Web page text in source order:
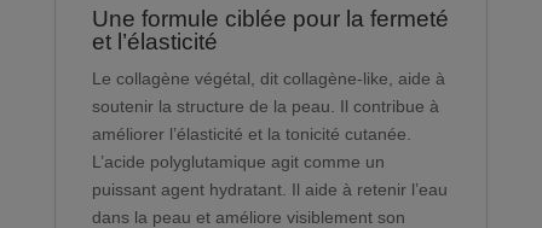
Une formule ciblée pour la fermeté
et l’élasticité
Le collagène végétal, dit collagène-like, aide à
soutenir la structure de la peau. Il contribue à
améliorer l’élasticité et la tonicité cutanée.
L’acide polyglutamique agit comme un
puissant agent hydratant. Il aide à retenir l’eau
dans la peau et améliore visiblement son